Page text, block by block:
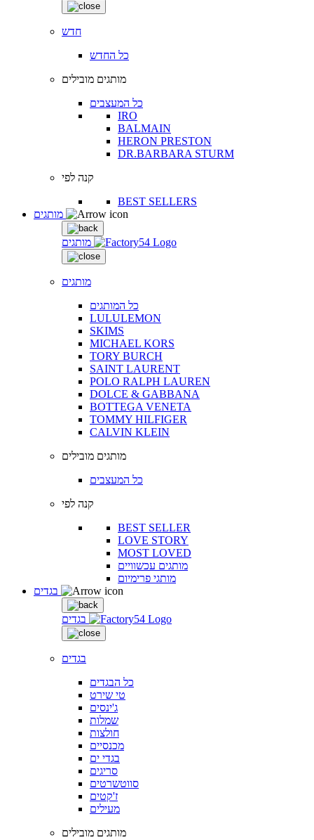
חדש
כל החדש
מותגים מובילים
כל המעצבים
IRO
BALMAIN
HERON PRESTON
DR.BARBARA STURM
קנה לפי
BEST SELLERS
מותגים
מותגים
כל המותגים
LULULEMON
SKIMS
MICHAEL KORS
TORY BURCH
SAINT LAURENT
POLO RALPH LAUREN
DOLCE & GABBANA
BOTTEGA VENETA
TOMMY HILFIGER
CALVIN KLEIN
מותגים מובילים
כל המעצבים
קנה לפי
BEST SELLER
LOVE STORY
MOST LOVED
מותגים עכשוויים
מותגי פרימיום
בגדים
בגדים
כל הבגדים
טי שירט
ג'ינסים
שמלות
חולצות
מכנסיים
בגדי ים
סריגים
סווטשרטים
ז'קטים
מעילים
מותגים מובילים